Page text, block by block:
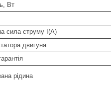
Вт
сила струму I(А)
двигуна
рідина